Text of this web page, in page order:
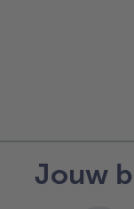
Jouw